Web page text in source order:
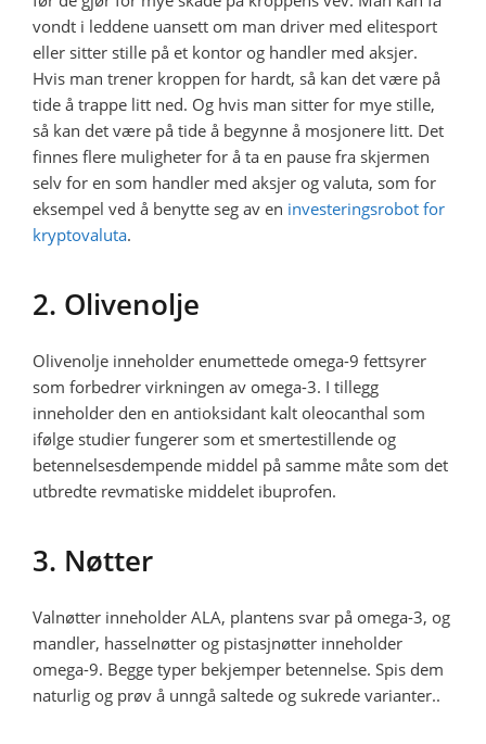
vondt i leddene uansett om man driver med elitesport
eller sitter stille på et kontor og handler med aksjer.
Hvis man trener kroppen for hardt, så kan det være på
tide å trappe litt ned. Og hvis man sitter for mye stille,
så kan det være på tide å begynne å mosjonere litt. Det
finnes flere muligheter for å ta en pause fra skjermen
selv for en som handler med aksjer og valuta, som for
eksempel ved å benytte seg av en investeringsrobot for
kryptovaluta.
2. Olivenolje
Olivenolje inneholder enumettede omega-9 fettsyrer
som forbedrer virkningen av omega-3. I tillegg
inneholder den en antioksidant kalt oleocanthal som
ifølge studier fungerer som et smertestillende og
betennelsesdempende middel på samme måte som det
utbredte revmatiske middelet ibuprofen.
3. Nøtter
Valnøtter inneholder ALA, plantens svar på omega-3, og
mandler, hasselnøtter og pistasjnøtter inneholder
omega-9. Begge typer bekjemper betennelse. Spis dem
naturlig og prøv å unngå saltede og sukrede varianter..